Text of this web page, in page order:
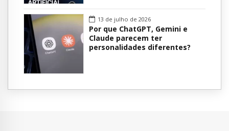
13 de julho de 2026
Por que ChatGPT, Gemini e
Claude parecem ter
personalidades diferentes?